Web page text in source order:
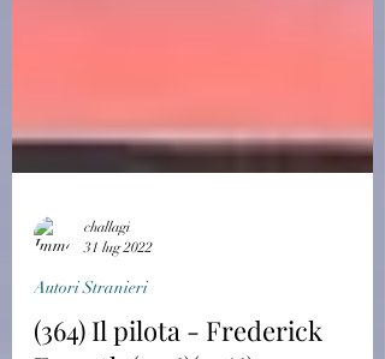
31 lug 2022
Autori Stranieri